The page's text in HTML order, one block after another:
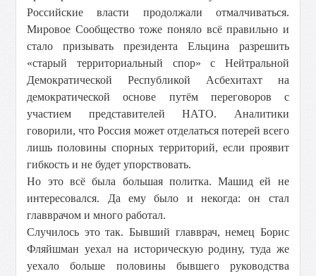
Российские власти продолжали отмалчиваться.
Мировое Сообщество тоже поняло всё правильно и
стало призывать президента Ельцина разрешить
«старый территориальный спор» с Нейтральной
Демократической Республикой Асбехитахт на
демократической основе путём переговоров с
участием представителей НАТО. Аналитики
говорили, что Россия может отделаться потерей всего
лишь половины спорных территорий, если проявит
гибкость и не будет упорствовать.
Но это всё была большая политка. Машид ей не
интересовался. Да ему было и некогда: он стал
главврачом и много работал.
Случилось это так. Бывший главврач, немец Борис
Фляйшман уехал на историческую родину, туда же
уехало больше половины бывшего руководства